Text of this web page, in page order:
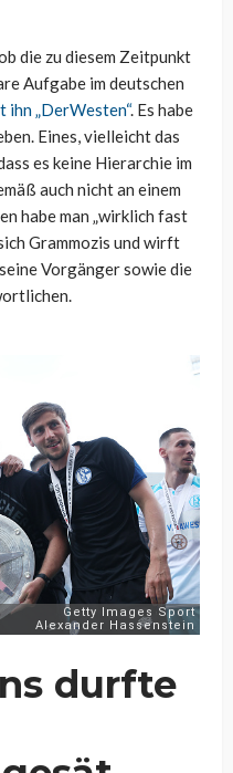
die zu diesem Zeitpunkt
Aufgabe im deutschen
ihn „DerWesten“. Es habe
Eines, vielleicht das
es keine Hierarchie im
auch nicht an einem
habe man „wirklich fast
Grammozis und wirft
Vorgänger sowie die
durfte